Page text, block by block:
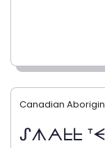
Canadian
ᔑᗑᗅᖶᖶ